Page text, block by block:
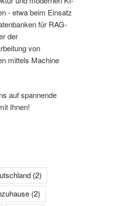
- etwa beim Einsatz
für RAG-
der
von
mittels Machine
auf spannende
Ihnen!
(2)
(2)